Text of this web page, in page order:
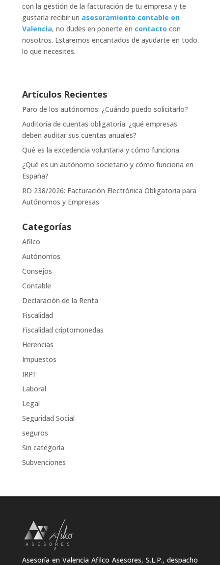
con la gestión de la facturación de tu empresa y te
gustaría recibir un asesoramiento contable en
Valencia, no dudes en ponerte en contacto con
nosotros. Estaremos encantados de ayudarte en todo
lo que necesites.
Artículos Recientes
Paro de los autónomos: ¿Cuándo puedo solicitarlo?
Auditoría de cuentas obligatoria: ¿qué empresas
deben auditar sus cuentas anuales?
Qué es la excedencia voluntaria y cómo funciona
¿Qué es un autónomo societario y cómo funciona en
España?
RD 238/2026: Facturación Electrónica Obligatoria para
Autónomos y Empresas
Categorías
Afilco
Autónomos
Consejos
Contable
Declaración de la Renta
Fiscalidad
Fiscalidad criptomonedas
Herencias
Impuestos
IRPF
Laboral
Legal
Seguridad Social
seguros
Sin categoría
Subvenciones
Asesoría en Valencia Afilco Asesores, S.L.P., despacho